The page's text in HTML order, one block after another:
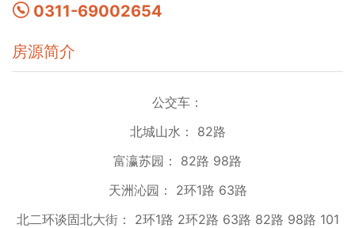
0311-69002654
房源简介
公交车：
北城山水： 82路
富瀛苏园： 82路 98路
天洲沁园： 2环1路 63路
北二环谈固北大街： 2环1路 2环2路 63路 82路 98路 101